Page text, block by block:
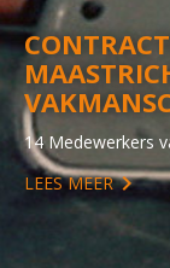
14 Medewerkers
LEES MEER